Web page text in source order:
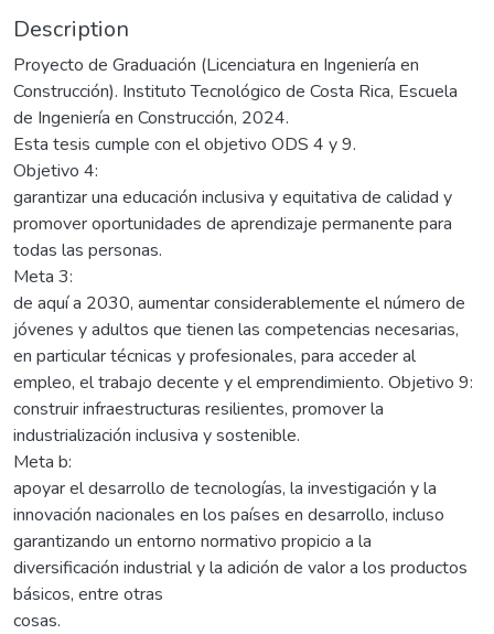
Description
Proyecto de Graduación (Licenciatura en Ingeniería en
Construcción). Instituto Tecnológico de Costa Rica, Escuela
de Ingeniería en Construcción, 2024.
Esta tesis cumple con el objetivo ODS 4 y 9.
Objetivo 4:
garantizar una educación inclusiva y equitativa de calidad y
promover oportunidades de aprendizaje permanente para
todas las personas.
Meta 3:
de aquí a 2030, aumentar considerablemente el número de
jóvenes y adultos que tienen las competencias necesarias,
en particular técnicas y profesionales, para acceder al
empleo, el trabajo decente y el emprendimiento. Objetivo 9:
construir infraestructuras resilientes, promover la
industrialización inclusiva y sostenible.
Meta b:
apoyar el desarrollo de tecnologías, la investigación y la
innovación nacionales en los países en desarrollo, incluso
garantizando un entorno normativo propicio a la
diversificación industrial y la adición de valor a los productos
básicos, entre otras
cosas.